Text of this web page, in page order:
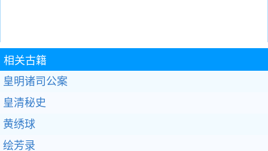
相关古籍
皇明诸司公案
皇清秘史
黄绣球
绘芳录